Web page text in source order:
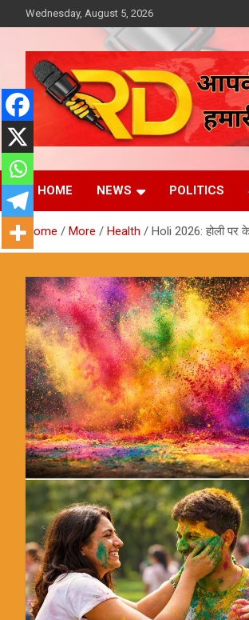
to
Wednesday, August 5, 2026
Reporter
आपकी आवाज, हमारी कोशिश
HOME NEWS POLITICS
Home More Health Holi 2026: होली पर